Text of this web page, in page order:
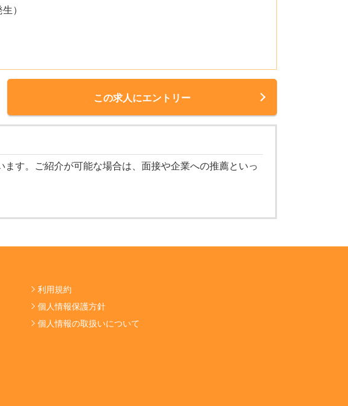
）
この求人にエントリー
す。ご紹介が可能な場合は、面接や企業への推薦といっ
利用規約
個人情報保護方針
個人情報の取扱いについて